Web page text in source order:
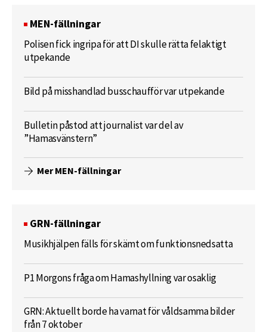
MEN-fällningar
Polisen fick ingripa för att DI skulle rätta felaktigt
utpekande
Bild på misshandlad busschaufför var utpekande
Bulletin påstod att journalist var del av
”Hamasvänstern”
Mer MEN-fällningar
GRN-fällningar
Musikhjälpen fälls för skämt om funktionsnedsatta
P1 Morgons fråga om Hamashyllning var osaklig
GRN: Aktuellt borde ha varnat för våldsamma bilder
från 7 oktober